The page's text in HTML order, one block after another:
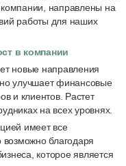
направлены на
работы для наших
в компании
новые направления
улучшает финансовые
и клиентов. Растет
на всех уровнях.
имеет все
благодаря
которое является